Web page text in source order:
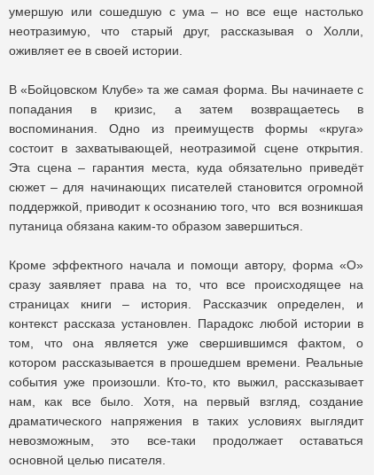
умершую или сошедшую с ума – но все еще настолько
неотразимую, что старый друг, рассказывая о Холли,
оживляет ее в своей истории.
В «Бойцовском Клубе» та же самая форма. Вы начинаете с
попадания в кризис, а затем возвращаетесь в
воспоминания. Одно из преимуществ формы «круга»
состоит в захватывающей, неотразимой сцене открытия.
Эта сцена – гарантия места, куда обязательно приведёт
сюжет – для начинающих писателей становится огромной
поддержкой, приводит к осознанию того, что вся возникшая
путаница обязана каким-то образом завершиться.
Кроме эффектного начала и помощи автору, форма «О»
сразу заявляет права на то, что все происходящее на
страницах книги – история. Рассказчик определен, и
контекст рассказа установлен. Парадокс любой истории в
том, что она является уже свершившимся фактом, о
котором рассказывается в прошедшем времени. Реальные
события уже произошли. Кто-то, кто выжил, рассказывает
нам, как все было. Хотя, на первый взгляд, создание
драматического напряжения в таких условиях выглядит
невозможным, это все-таки продолжает оставаться
основной целью писателя.